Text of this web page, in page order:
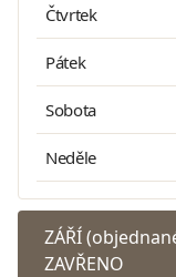
Čtvrtek
Pátek
Sobota
Neděle
ZÁŘÍ
ZAVŘENO